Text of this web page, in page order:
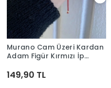
Sepete Ekle
Murano Cam Üzeri Kardan
Adam Figür Kırmızı İp
149,90 TL